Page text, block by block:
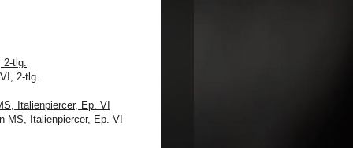
tlg.
Italienpiercer, Ep. VI